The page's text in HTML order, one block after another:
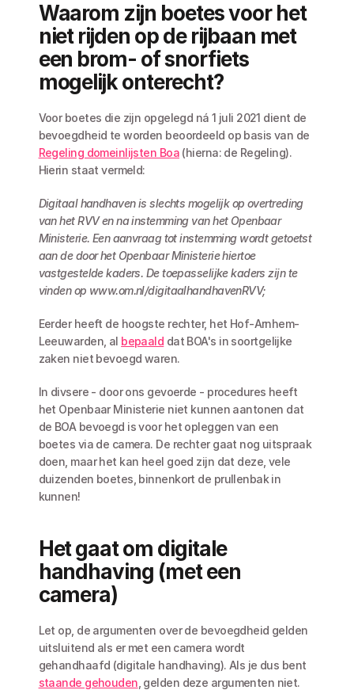
Waarom zijn boetes voor het
niet rijden op de rijbaan met
een brom- of snorfiets
mogelijk onterecht?
Voor boetes die zijn opgelegd ná 1 juli 2021 dient de
Regeling domeinlijsten Boa (hierna: de Regeling).
Hierin staat vermeld:
Digitaal handhaven is slechts mogelijk op overtreding
van het RVV en na instemming van het Openbaar
Ministerie. Een aanvraag tot instemming wordt getoetst
aan de door het Openbaar Ministerie hiertoe
vastgestelde kaders. De toepasselijke kaders zijn te
vinden op www.om.nl/digitaalhandhavenRVV;
Eerder heeft de hoogste rechter, het Hof-Arnhem-
Leeuwarden, al bepaald dat BOA's in soortgelijke
zaken niet bevoegd waren.
In divsere - door ons gevoerde - procedures heeft
het Openbaar Ministerie niet kunnen aantonen dat
de BOA bevoegd is voor het opleggen van een
boetes via de camera. De rechter gaat nog uitspraak
doen, maar het kan heel goed zijn dat deze, vele
duizenden boetes, binnenkort de prullenbak in
kunnen!
Het gaat om digitale
handhaving (met een
camera)
Let op, de argumenten over de bevoegdheid gelden
uitsluitend als er met een camera wordt
staande gehouden , gelden deze argumenten niet.